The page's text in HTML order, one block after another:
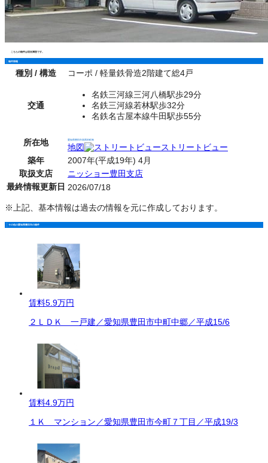
こちらの物件は現在満室です。
物件情報
種別 / 構造 コーポ / 軽量鉄骨造2階建て総4戸
交通
名鉄三河線三河八橋駅歩29分
名鉄三河線若林駅歩32分
名鉄名古屋本線牛田駅歩55分
所在地 愛知県豊田市高岡本町南
地図
ストリートビュー
築年
2007年(平成19年) 4月
取扱支店
ニッショー豊田支店
最終情報更新日 2026/07/18
※上記、基本情報は過去の情報を元に作成しております。
その他の愛知県豊田市の物件
賃料5.9万円
２ＬＤＫ 一戸建／愛知県豊田市中町中郷／平成15/6
賃料4.9万円
１Ｋ マンション／愛知県豊田市今町７丁目／平成19/3